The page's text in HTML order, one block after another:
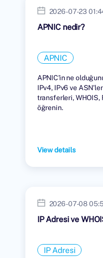
2026-07-23
APNIC nedir?
APNIC
APNIC'in ne
IPv4, IPv6 ve
transferleri, WHOIS,
öğrenin.
View details
2026-07-08
IP Adresi ve
IP Adresi